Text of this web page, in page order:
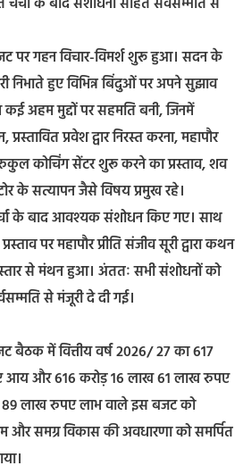
गहन विचार-विमर्श शुरू हुआ। सदन के
निभाते हुए विभिन्न बिंदुओं पर अपने सुझाव
कई अहम मुद्दों पर सहमति बनी, जिनमें
प्रवेश द्वार निरस्त करना, महापौर
कोचिंग सेंटर शुरू करने का प्रस्ताव, शव
के सत्यापन जैसे विषय प्रमुख रहे।
के बाद आवश्यक संशोधन किए गए। साथ
पर महापौर प्रीति संजीव सूरी द्वारा कथन
से मंथन हुआ। अंततः सभी संशोधनों को
से मंजूरी दे दी गई।
बैठक में वित्तीय वर्ष 2026/ 27 का 617
आय और 616 करोड़ 16 लाख 61 लाख रुपए
89 लाख रुपए लाभ वाले इस बजट को
और समग्र विकास की अवधारणा को समर्पित